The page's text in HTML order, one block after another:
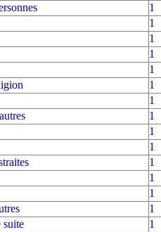
1
1
1
1
1
1
1
1
1
1
1
1
1
1
suite 1